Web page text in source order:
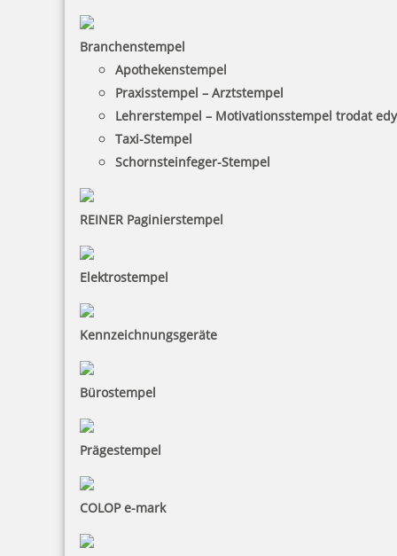
Branchenstempel
Apothekenstempel
Praxisstempel – Arztstempel
Lehrerstempel – Motivationsstempel trodat
Taxi-Stempel
Schornsteinfeger-Stempel
REINER Paginierstempel
Elektrostempel
Kennzeichnungsgeräte
Bürostempel
Prägestempel
COLOP e-mark